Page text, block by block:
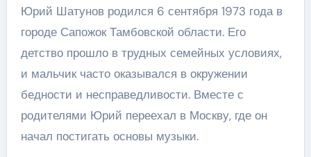
Юрий Шатунов родился 6 сентября 1973 года в
городе Сапожок Тамбовской области. Его
детство прошло в трудных семейных условиях,
и мальчик часто оказывался в окружении
бедности и несправедливости. Вместе с
родителями Юрий переехал в Москву, где он
начал постигать основы музыки.